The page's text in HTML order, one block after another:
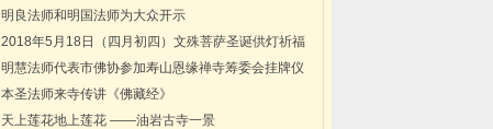
明良法师和明国法师为大众开示
2018年5月18日（四月初四）文殊菩萨圣诞供灯祈福
法会通启
明慧法师代表市佛协参加寿山恩缘禅寺筹委会挂牌仪
式
本圣法师来寺传讲《佛藏经》
天上莲花地上莲花 ——油岩古寺一景